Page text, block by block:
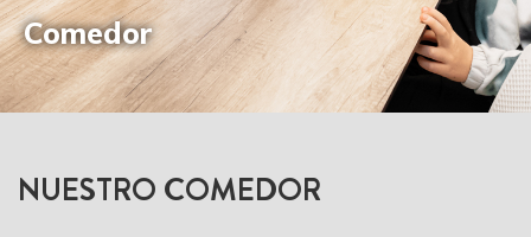
Comedor
NUESTRO COMEDOR